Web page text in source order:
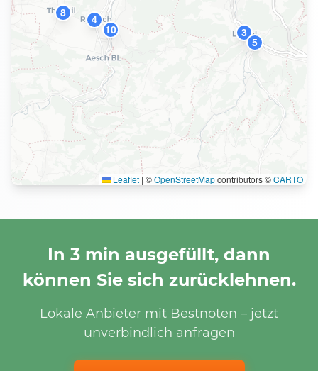
3
4
5
8
10
Leaflet | ©OpenStreetMapcontributors ©CARTO
In 3 min ausgefüllt, dann
können Sie sich zurücklehnen.
Lokale Anbieter mit Bestnoten – jetzt
unverbindlich anfragen